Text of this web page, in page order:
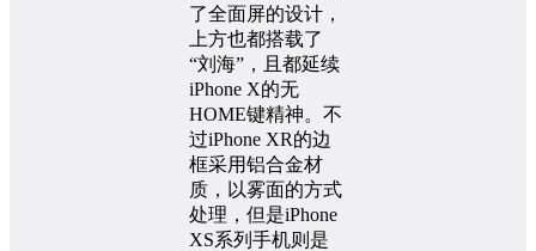
了全面屏的设计，
上方也都搭载了
“刘海”，且都延续
iPhone X的无
HOME键精神。不
过iPhone XR的边
框采用铝合金材
质，以雾面的方式
处理，但是iPhone
XS系列手机则是